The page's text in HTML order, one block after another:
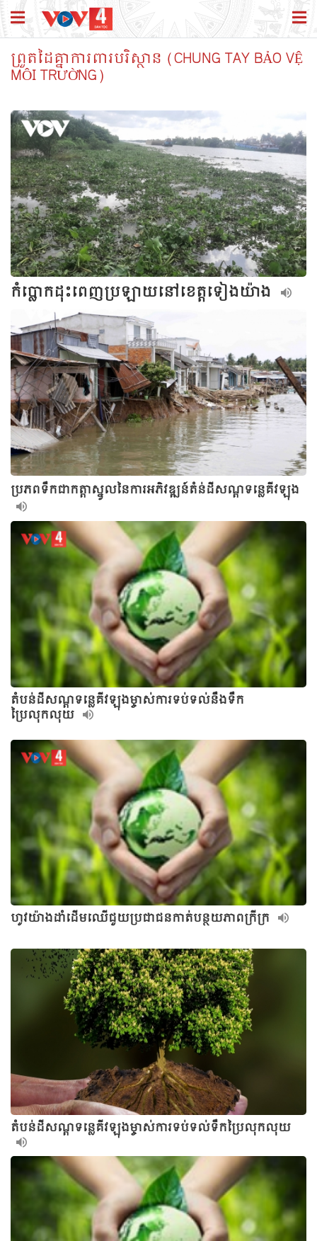
ព្រួតដៃគ្នាការពារបរិស្ថាន (CHUNG TAY BẢO VỆ
MÔI TRƯỜNG)
កំប្លោកដុះពេញប្រឡាយនៅខេត្តទៀងយ៉ាង
ប្រភពទឹកជាកត្តាស្នូលនៃការអភិវឌ្ឍន៍តំន់ដីសណ្តទន្លេគីវឡុង
តំបន់ដីសណ្តទន្លេគីវឡុងម្ចាស់ការទប់ទល់នឹងទឹក
ប្រៃលុកលុយ
ហូវយ៉ាងដាំដើមឈើជួយប្រជាជនកាត់បន្ថយភាពក្រីក្រ
តំបន់ដីសណ្តទន្លេគីវឡុងម្ចាស់ការទប់ទល់ទឹកប្រៃលុកលុយ